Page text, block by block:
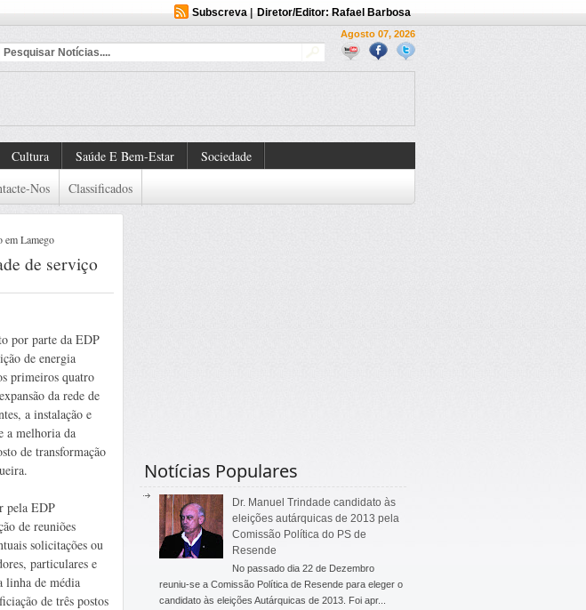
Subscreva| Diretor/Editor: Rafael Barbosa
Agosto 07, 2026
Cultura Saúde E Bem-Estar
Sociedade
Nos Classificados
em Lamego
de serviço
por parte da EDP
de energia
primeiros quatro
da rede de
a instalação e
a melhoria da
de transformação
pela EDP
de reuniões
solicitações ou
particulares e
linha de média
de três postos
Notícias Populares
Dr. Manuel Trindade candidato às
eleições autárquicas de 2013 pela
Comissão Política do PS de
Resende
No passado dia 22 de Dezembro
reuniu-se a Comissão Política de Resende para eleger o
candidato às eleições Autárquicas de 2013. Foi apr...